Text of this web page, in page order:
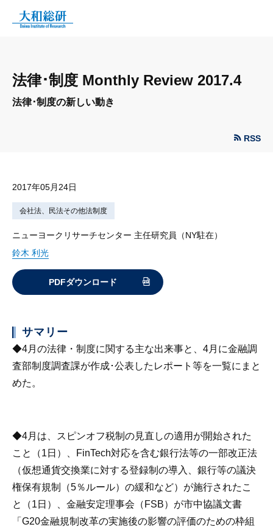
法律･制度 Monthly Review 2017.4
法律･制度の新しい動き
RSS
2017年05月24日
会社法、民法その他法制度
ニューヨークリサーチセンター 主任研究員（NY駐在）
鈴木 利光
PDFダウンロード
サマリー
◆4月の法律・制度に関する主な出来事と、4月に金融調
査部制度調査課が作成･公表したレポート等を一覧にまと
めた。
◆4月は、スピンオフ税制の見直しの適用が開始された
こと（1日）、FinTech対応を含む銀行法等の一部改正法
（仮想通貨交換業に対する登録制の導入、銀行等の議決
権保有規制（5％ルール）の緩和など）が施行されたこ
と（1日）、金融安定理事会（FSB）が市中協議文書
「G20金融規制改革の実施後の影響の評価のための枠組